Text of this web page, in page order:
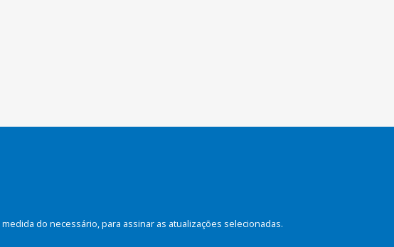
do necessário, para assinar as atualizações selecionadas.